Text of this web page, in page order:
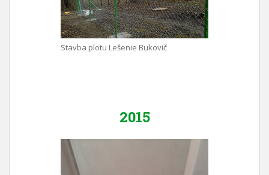
Stavba plotu Lešenie Bukovič
2015